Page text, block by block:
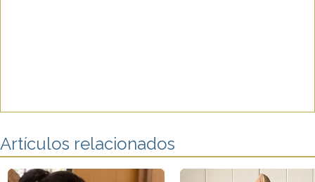
Artículos relacionados